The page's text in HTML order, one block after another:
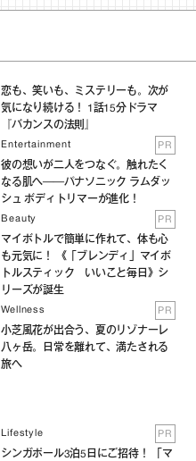
恋も、笑いも、ミステリーも。次が
気になり続ける！ 1話15分ドラマ
『バカンスの法則』
Entertainment PR
彼の想いが二人をつなぐ。触れたく
なる肌へ──パナソニック ラムダッ
シュ ボディトリマーが進化！
Beauty PR
マイボトルで簡単に作れて、体も心
も元気に！ 《「ブレンディ」マイボ
トルスティック いいこと毎日》シ
リーズが誕生
Wellness PR
小芝風花が出合う、夏のリゾナーレ
八ヶ岳。日常を離れて、満たされる
旅へ
Lifestyle PR
シンガポール3泊5日にご招待！ 「マ